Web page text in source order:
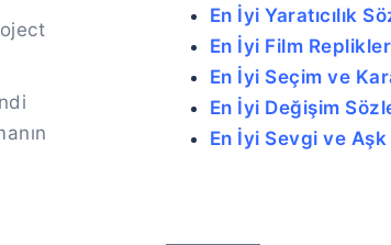
En İyi Yaratıcılık
En İyi Film
En İyi Seçim ve
En İyi Değişim
En İyi Sevgi ve